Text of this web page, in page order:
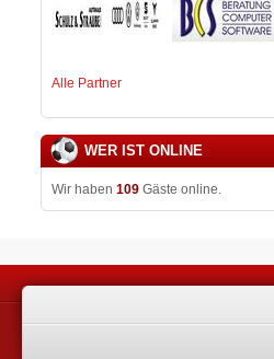
Alle Partner
WER IST ONLINE
Wir haben 109Gäste online.